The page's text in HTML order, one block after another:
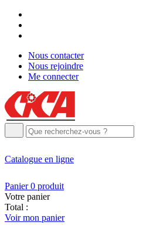
Nous contacter
Nous rejoindre
Me connecter
Catalogue en ligne
Panier 0 produit
Votre panier
Total :
Voir mon panier